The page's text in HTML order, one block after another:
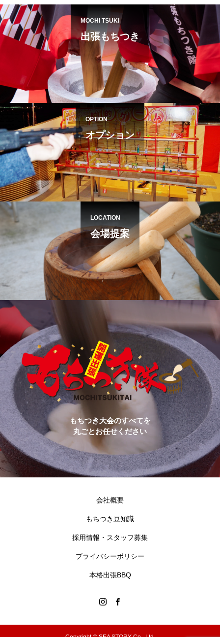
MOCHI TSUKI
出張もちつき
OPTION
オプション
LOCATION
会場提案
もちつき大会のすべてを
丸ごとお任せください
会社概要
もちつき豆知識
採用情報・スタッフ募集
プライバシーポリシー
本格出張BBQ